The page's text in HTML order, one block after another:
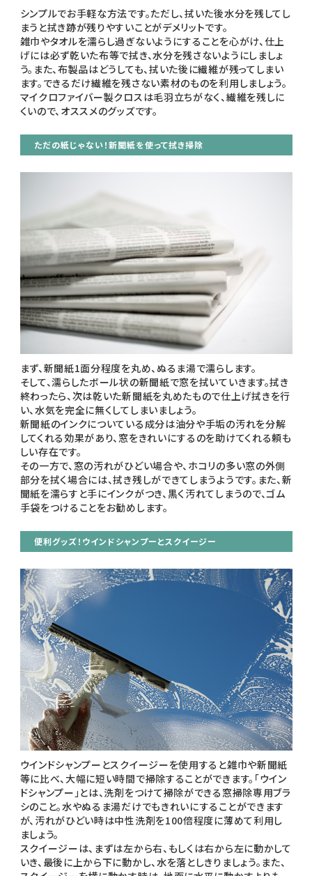
シンプルでお手軽な方法です。ただし、拭いた後水分を残してし
まうと拭き跡が残りやすいことがデメリットです。
雑巾やタオルを濡らし過ぎないようにすることを心がけ、仕上
げには必ず乾いた布等で拭き、水分を残さないようにしましょ
う。また、布製品はどうしても、拭いた後に繊維が残ってしまい
ます。できるだけ繊維を残さない素材のものを利用しましょう。
マイクロファイバー製クロスは毛羽立ちがなく、繊維を残しに
くいので、オススメのグッズです。
ただの紙じゃない！新聞紙を使って拭き掃除
まず、新聞紙1面分程度を丸め、ぬるま湯で濡らします。
そして、濡らしたボール状の新聞紙で窓を拭いていきます。拭き
終わったら、次は乾いた新聞紙を丸めたもので仕上げ拭きを行
い、水気を完全に無くしてしまいましょう。
新聞紙のインクについている成分は油分や手垢の汚れを分解
してくれる効果があり、窓をきれいにするのを助けてくれる頼も
しい存在です。
その一方で、窓の汚れがひどい場合や、ホコリの多い窓の外側
部分を拭く場合には、拭き残しができてしまうようです。また、新
聞紙を濡らすと手にインクがつき、黒く汚れてしまうので、ゴム
手袋をつけることをお勧めします。
便利グッズ！ウインドシャンプーとスクイージー
ウインドシャンプーとスクイージーを使用すると雑巾や新聞紙
等に比べ、大幅に短い時間で掃除することができます。「ウイン
ドシャンプー」とは、洗剤をつけて掃除ができる窓掃除専用ブラ
シのこと。水やぬるま湯だけでもきれいにすることができます
が、汚れがひどい時は中性洗剤を100倍程度に薄めて利用し
ましょう。
スクイージーは、まずは左から右、もしくは右から左に動かして
いき、最後に上から下に動かし、水を落としきりましょう。また、